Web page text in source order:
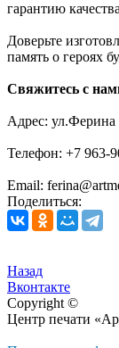
гарантию
Доверьте
память о героях
Свяжитесь с
Адрес:
Телефон: +7 963-
Email:
Поделиться:
Назад
Вконтакте
Copyright ©
Центр печати